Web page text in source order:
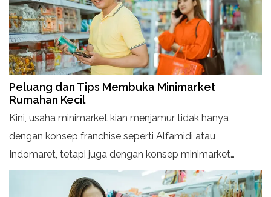
Peluang dan Tips Membuka Minimarket
Rumahan Kecil
Kini, usaha minimarket kian menjamur tidak hanya
dengan konsep franchise seperti Alfamidi atau
Indomaret, tetapi juga dengan konsep minimarket
rumahan. Untuk memulai usaha minimarket, ada
beberapa langkah yang perlu